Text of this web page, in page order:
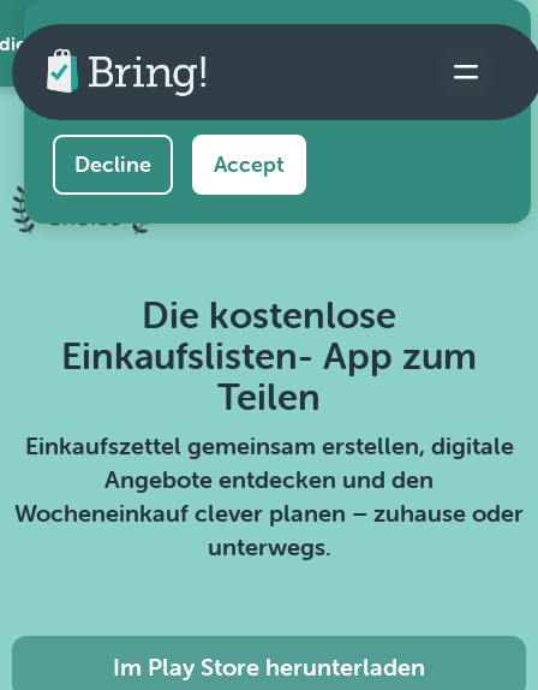
AppThis website uses cookies to ensure you get the
best experience on our website.
Decline Accept
Die kostenlose
Einkaufslisten- App zum
Teilen
Einkaufszettel gemeinsam erstellen, digitale
Angebote entdecken und den
Wocheneinkauf clever planen – zuhause oder
unterwegs.
Im Play Store herunterladen